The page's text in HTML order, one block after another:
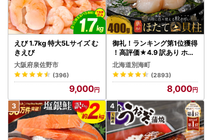
えび 1.7kg 特大5Lサイズ む
きえび
大阪府泉佐野市
(396)
9,000
御礼！ランキング第1位獲得
！高評価★4.9 訳あり ホタ
テ 400g（ほたて 帆立 貝柱
冷凍 ）
北海道別海町
(2893)
8,000